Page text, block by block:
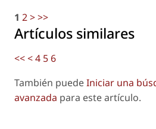
1 2>>>
Artículos similares
<<<4 56
También puedeIniciar una
avanzada para este artículo.